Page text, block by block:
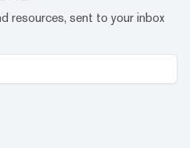
resources, sent to your inbox